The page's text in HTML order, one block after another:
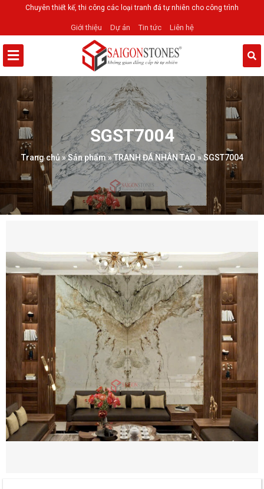
Chuyên thiết kế, thi công các loại tranh đá tự nhiên cho công trình
Giới thiệu Dự án Tin tức Liên hệ
SGST7004
Trang chủ»Sản phẩm»TRANH ĐÁ NHÂN TẠO»SGST7004